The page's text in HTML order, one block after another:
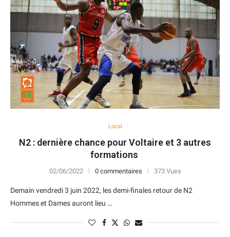
Local
N2 : dernière chance pour Voltaire et 3 autres
formations
02/06/2022 0 commentaires 373 Vues
Demain vendredi 3 juin 2022, les demi-finales retour de N2
Hommes et Dames auront lieu …